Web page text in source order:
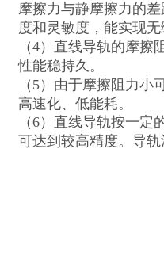
摩擦力与静摩擦力的
度和灵敏度，能实现
（4）直线导轨的摩
性能稳持久。
（5）由于摩擦阻力
高速化、低能耗。
（6）直线导轨按一
可达到较高精度。导